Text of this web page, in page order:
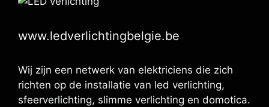
www.ledverlichtingbelgie.be
Wij zijn een netwerk van elektriciens die zich
richten op de installatie van led verlichting,
sfeerverlichting, slimme verlichting en domotica.